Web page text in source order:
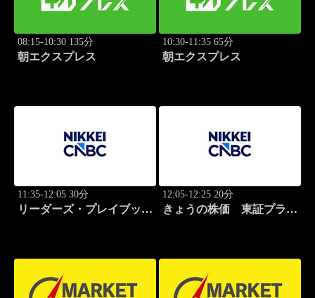
08:15-10:30 135分
朝エクスプレス
10:30-11:35 65分
朝エクスプレス
11:35-12:05 30分
リーダーズ・プレイブック
12:05-12:25 20分
きょうの株価 東証プライ